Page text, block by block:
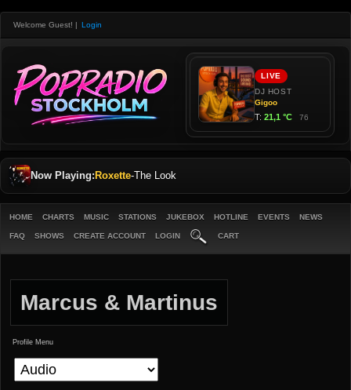
Welcome Guest! | Login
Now Playing: Roxette-The Look
HOME CHARTS MUSIC STATIONS JUKEBOX HOTLINE EVENTS NEWS
FAQ SHOWS CREATE ACCOUNT LOGIN CART
Marcus & Martinus
Profile Menu